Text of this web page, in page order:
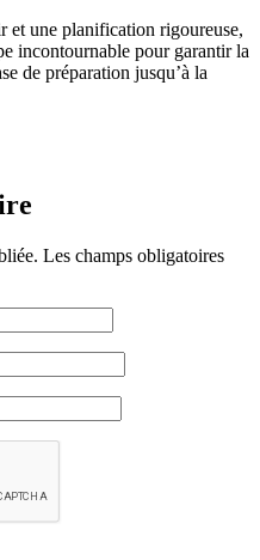
et une planification rigoureuse,
incontournable pour garantir la
de préparation jusqu’à la
Les champs obligatoires